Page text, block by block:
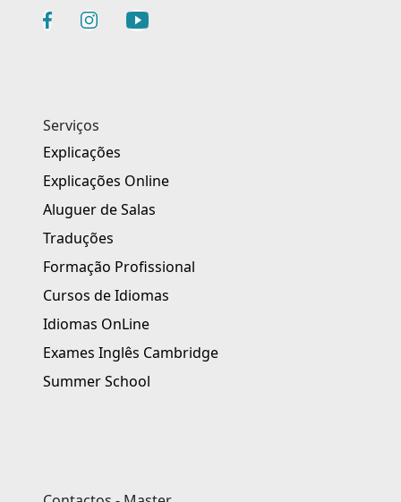
Serviços
Explicações
Explicações Online
Aluguer de Salas
Traduções
Formação Profissional
Cursos de Idiomas
Idiomas OnLine
Exames Inglês Cambridge
Summer School